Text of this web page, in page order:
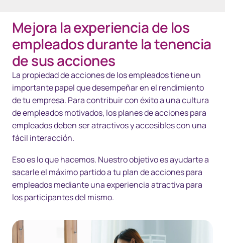
Resumen
Soluciones
Tecnología
Recursos
Contáctanos
Mejora la experiencia de los
empleados durante la tenencia
de sus acciones
La propiedad de acciones de los empleados tiene un
importante papel que desempeñar en el rendimiento
de tu empresa. Para contribuir con éxito a una cultura
de empleados motivados, los planes de acciones para
empleados deben ser atractivos y accesibles con una
fácil interacción.
Eso es lo que hacemos. Nuestro objetivo es ayudarte a
sacarle el máximo partido a tu plan de acciones para
empleados mediante una experiencia atractiva para
los participantes del mismo.